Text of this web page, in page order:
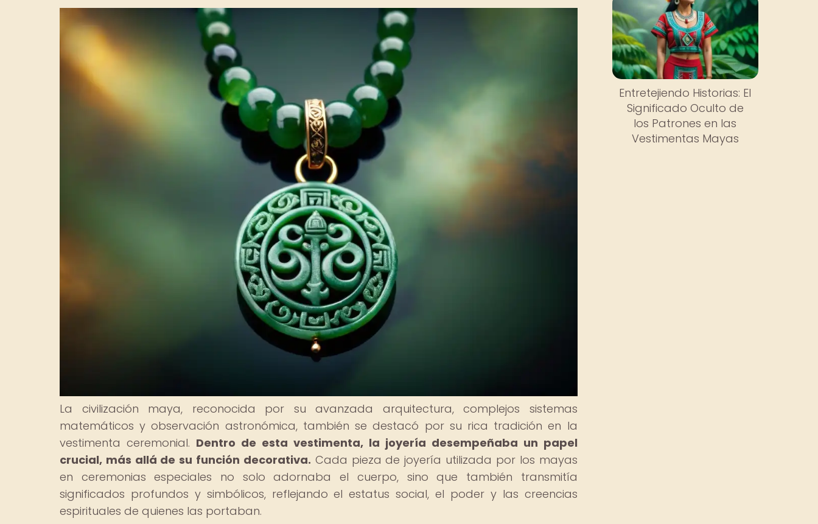
La civilización maya, reconocida por su avanzada arquitectura, complejos sistemas
matemáticos y observación astronómica, también se destacó por su rica tradición en la
vestimenta ceremonial. Dentro de esta vestimenta, la joyería desempeñaba un papel
crucial, más allá de su función decorativa. Cada pieza de joyería utilizada por los mayas
en ceremonias especiales no solo adornaba el cuerpo, sino que también transmitía
significados profundos y simbólicos, reflejando el estatus social, el poder y las creencias
espirituales de quienes las portaban.
Entretejiendo Historias: El
Significado Oculto de
los Patrones en las
Vestimentas Mayas